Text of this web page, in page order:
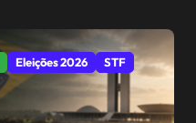
Eleições 2026 STF